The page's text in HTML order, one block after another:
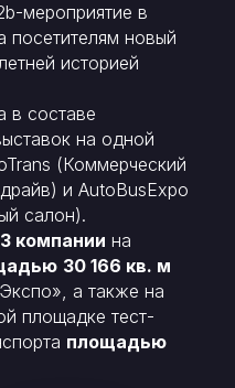
мероприятие в
посетителям новый
историей
в составе
на одной
(Коммерческий
и AutoBusExpo
салон).
компании на
30 166 кв. м
а также на
площадке тест-
площадью